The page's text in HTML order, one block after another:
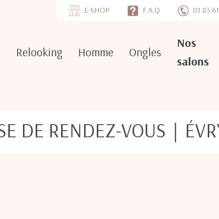
E-SHOP F.A.Q 01 83
Relooking Homme Ongles
Nos
salons
DE RENDEZ-VOUS｜